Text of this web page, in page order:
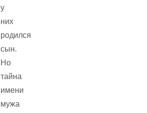
у
них
родился
сын.
Но
тайна
имени
мужа